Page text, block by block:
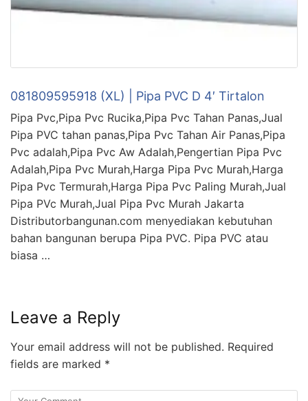
081809595918 (XL) | Pipa PVC D 4′ Tirtalon
Pipa Pvc,Pipa Pvc Rucika,Pipa Pvc Tahan Panas,Jual
Pipa PVC tahan panas,Pipa Pvc Tahan Air Panas,Pipa
Pvc adalah,Pipa Pvc Aw Adalah,Pengertian Pipa Pvc
Adalah,Pipa Pvc Murah,Harga Pipa Pvc Murah,Harga
Pipa Pvc Termurah,Harga Pipa Pvc Paling Murah,Jual
Pipa PVc Murah,Jual Pipa Pvc Murah Jakarta
Distributorbangunan.com menyediakan kebutuhan
bahan bangunan berupa Pipa PVC. Pipa PVC atau
biasa …
Leave a Reply
Your email address will not be published. Required
fields are marked *